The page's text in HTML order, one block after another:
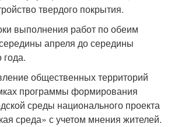
твердого покрытия.
выполнения работ по обеим
апреля до середины
года.
общественных территорий
программы формирования
среды национального проекта
среда» с учетом мнения жителей.